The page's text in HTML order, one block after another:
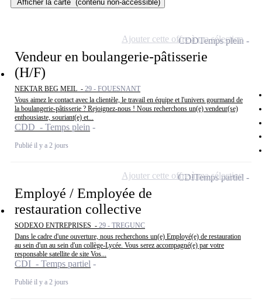
Afficher la carte (contenu non-accessible)
Vendeur en boulangerie-pâtisserie
(H/F)
NEKTAR BEG MEIL - 29 - FOUESNANT
Vous aimez le contact avec la clientèle, le travail en équipe et l'univers gourmand de
la boulangerie-pâtisserie ? Rejoignez-nous ! Nous recherchons un(e) vendeur(se)
enthousiaste, souriant(e) et...
CDD - Temps plein
Publié il y a 2 jours
CDDTemps plein
Ajouter cette offre à ma sélection
Employé / Employée de
restauration collective
SODEXO ENTREPRISES - 29 - TREGUNC
Dans le cadre d'une ouverture, nous recherchons un(e) Employé(e) de restauration
au sein d'un au sein d'un collège-Lycée. Vous serez accompagné(e) par votre
responsable satellite de site Vos...
CDI - Temps partiel
Publié il y a 2 jours
CDITemps partiel
Ajouter cette offre à ma sélection